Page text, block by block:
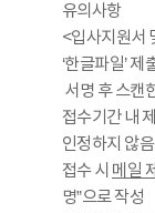
유의사항
<입사지원서
‘한글파일’
서명 후 스캔
접수기간 내
인정하지 않음
접수 시 메일
명”으로 작성